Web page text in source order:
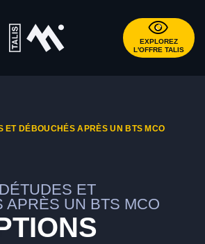
EXPLOREZ
L'OFFRE TALIS
ET DÉBOUCHÉS APRÈS UN BTS MCO
ET
APRÈS UN BTS MCO